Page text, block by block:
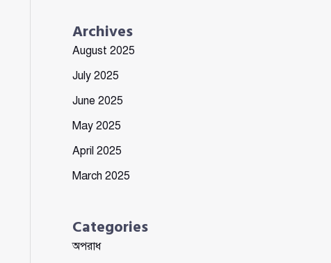
Archives
August 2025
July 2025
June 2025
May 2025
April 2025
March 2025
Categories
অপরাধ